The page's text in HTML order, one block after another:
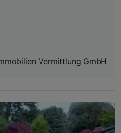
Vermittlung GmbH